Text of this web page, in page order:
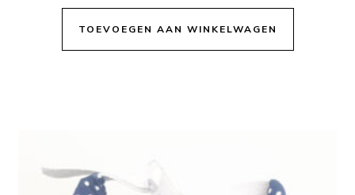
TOEVOEGEN AAN WINKELWAGEN